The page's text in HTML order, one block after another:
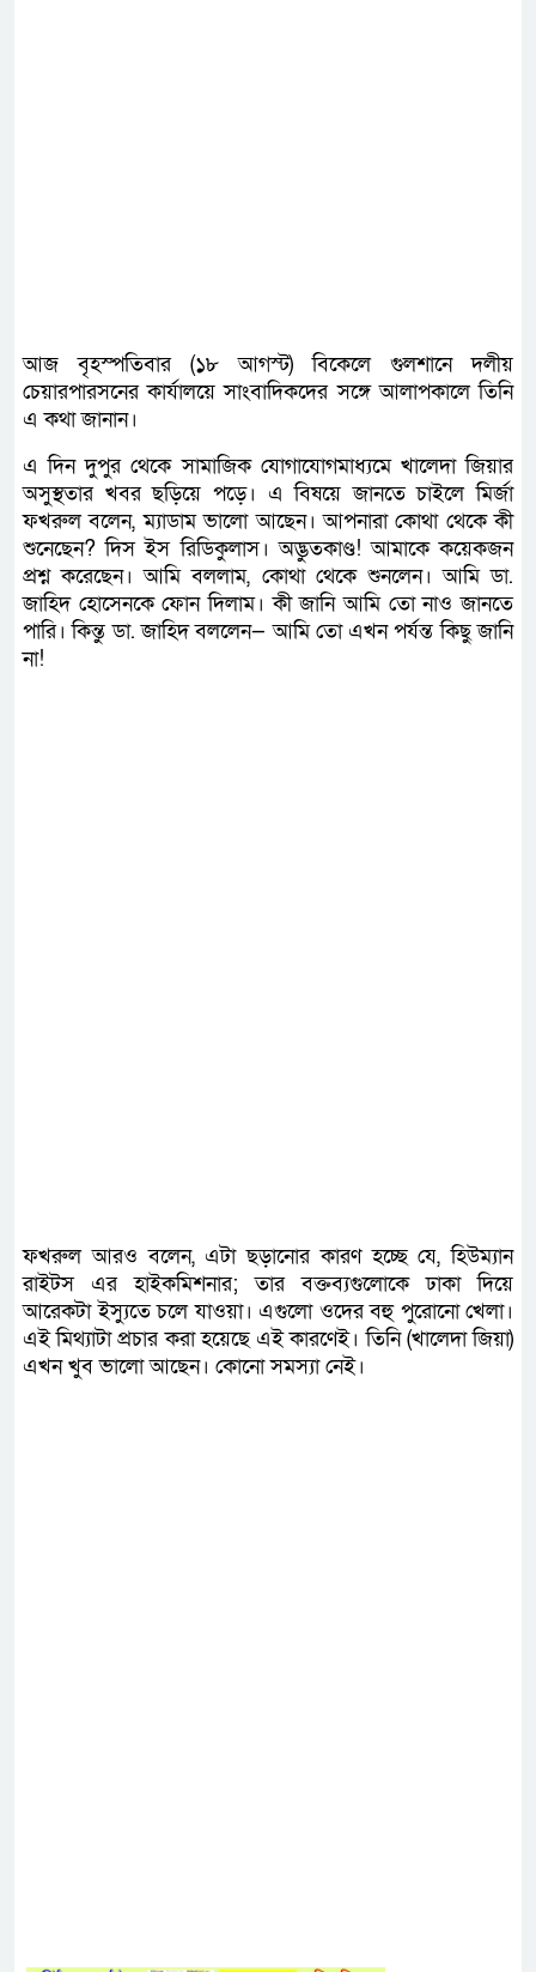
আজ বৃহস্পতিবার (১৮ আগস্ট) বিকেলে গুলশানে দলীয়
চেয়ারপারসনের কার্যালয়ে সাংবাদিকদের সঙ্গে আলাপকালে তিনি
এ কথা জানান।
এ দিন দুপুর থেকে সামাজিক যোগাযোগমাধ্যমে খালেদা জিয়ার
অসুস্থতার খবর ছড়িয়ে পড়ে। এ বিষয়ে জানতে চাইলে মির্জা
ফখরুল বলেন, ম্যাডাম ভালো আছেন। আপনারা কোথা থেকে কী
শুনেছেন? দিস ইস রিডিকুলাস। অদ্ভুতকাণ্ড! আমাকে কয়েকজন
প্রশ্ন করেছেন। আমি বললাম, কোথা থেকে শুনলেন। আমি ডা.
জাহিদ হোসেনকে ফোন দিলাম। কী জানি আমি তো নাও জানতে
পারি। কিন্তু ডা. জাহিদ বললেন— আমি তো এখন পর্যন্ত কিছু জানি
না!
ফখরুল আরও বলেন, এটা ছড়ানোর কারণ হচ্ছে যে, হিউম্যান
রাইটস এর হাইকমিশনার; তার বক্তব্যগুলোকে ঢাকা দিয়ে
আরেকটা ইস্যুতে চলে যাওয়া। এগুলো ওদের বহু পুরোনো খেলা।
এই মিথ্যাটা প্রচার করা হয়েছে এই কারণেই। তিনি (খালেদা জিয়া)
এখন খুব ভালো আছেন। কোনো সমস্যা নেই।